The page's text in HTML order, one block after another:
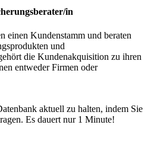
in
einen Kundenstamm und beraten
und
die Kundenakquisition zu ihren
entweder Firmen oder
aktuell zu halten, indem Sie
Es dauert nur 1 Minute!